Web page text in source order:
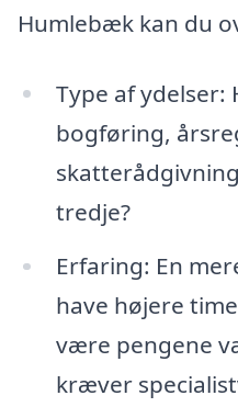
Humlebæk kan du
Type af
bogføring,
tredje?
Erfaring: En
have højere
være pengene
kræver